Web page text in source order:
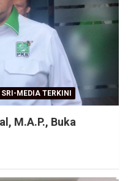
SRI-MEDIA TERKINI
M.A.P., Buka